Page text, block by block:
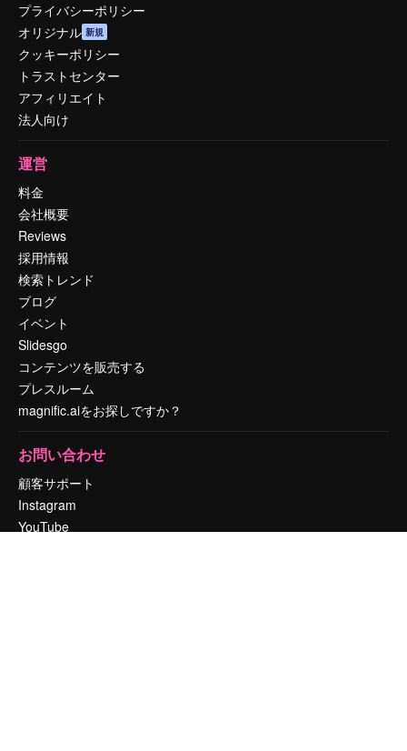
プライバシーポリシー
オリジナル 新規
クッキーポリシー
トラストセンター
アフィリエイト
法人向け
運営
料金
会社概要
Reviews
採用情報
検索トレンド
ブログ
イベント
Slidesgo
コンテンツを販売する
プレスルーム
magnific.aiをお探しですか？
お問い合わせ
顧客サポート
Instagram
YouTube